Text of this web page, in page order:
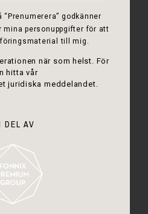
godkänner
mina personuppgifter för att
till mig.
när som helst. För
hitta vår
juridiska meddelandet.
DEL AV